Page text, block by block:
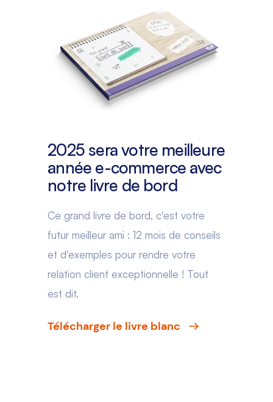
2025 sera votre meilleure
année e-commerce avec
notre livre de bord
Ce grand livre de bord, c'est votre
futur meilleur ami : 12 mois de conseils
et d'exemples pour rendre votre
relation client exceptionnelle ! Tout
est dit.
Télécharger le livre blanc